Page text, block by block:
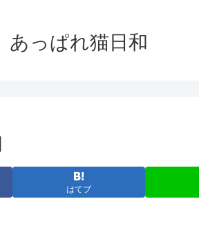
あっぱれ猫日和
はてブ